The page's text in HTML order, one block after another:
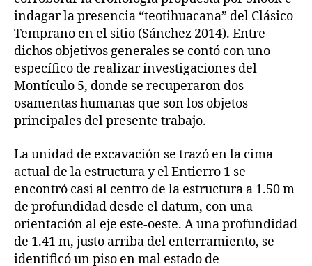
indagar la presencia “teotihuacana” del Clásico
Temprano en el sitio (Sánchez 2014). Entre
dichos objetivos generales se contó con uno
específico de realizar investigaciones del
Montículo 5, donde se recuperaron dos
osamentas humanas que son los objetos
principales del presente trabajo.
La unidad de excavación se trazó en la cima
actual de la estructura y el Entierro 1 se
encontró casi al centro de la estructura a 1.50 m
de profundidad desde el datum, con una
orientación al eje este-oeste. A una profundidad
de 1.41 m, justo arriba del enterramiento, se
identificó un piso en mal estado de